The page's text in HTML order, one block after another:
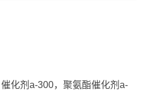
化剂a-300，聚氨酯催化剂a-